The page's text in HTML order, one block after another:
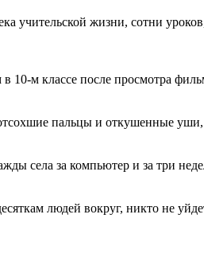
жизни, сотни
10-м классе после просмотра
пальцы и откушенные
села за компьютер и за три
людей вокруг, никто не